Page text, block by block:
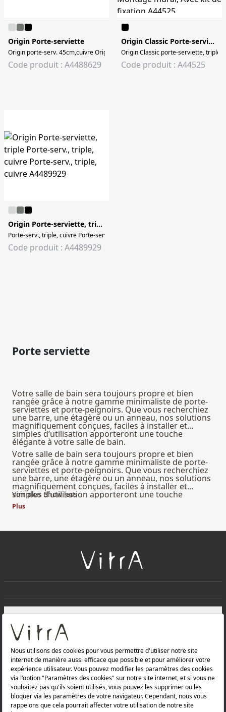
Origin Porte-serviette
Origin porte-serv. 45cm,cuivre Origin porte-serv. 45cm,cuivre
Code produit : A4488629
Origin Classic Porte-serviette
Origin Classic porte-serviette, triple,
Code produit : A44525
Origin Porte-serviette, triple
Porte-serv., triple, cuivre Porte-serv., triple, cuivre
Code produit : A4489929
Porte serviette
Votre salle de bain sera toujours propre et bien
rangée grâce à notre gamme minimaliste de porte-
serviettes et porte-peignoirs. Que vous recherchiez
une barre, une étagère ou un anneau, nos solutions
magnifiquement conçues, faciles à installer et
simples d’utilisation apporteront une touche
élégante à votre salle de bain.
Votre salle de bain sera toujours propre et bien
rangée grâce à notre gamme minimaliste de porte-
serviettes et porte-peignoirs. Que vous recherchiez
une barre, une étagère ou un anneau, nos solutions
magnifiquement conçues, faciles à installer et
simples d’utilisation apporteront une touche
élégante à votre salle de bain.
Voir plus Show less
Plus
Produits
Politique de confidentialité et politique de protection des